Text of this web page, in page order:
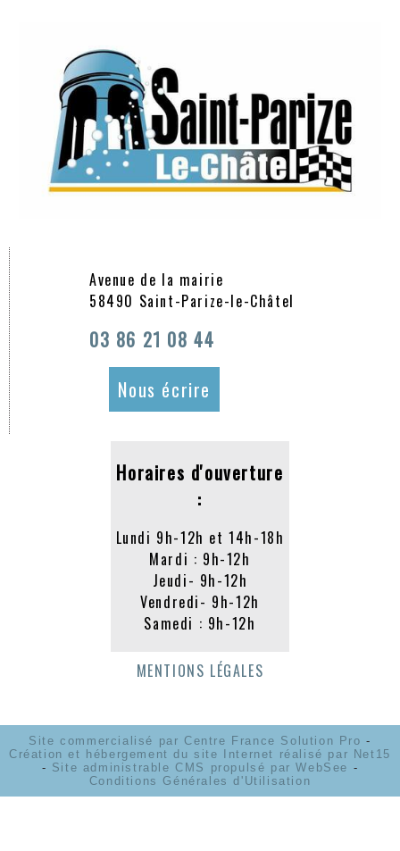
Avenue de la mairie
58490 Saint-Parize-le-Châtel
03 86 21 08 44
Nous écrire
Horaires d'ouverture
:
Lundi 9h-12h et 14h-18h
Mardi : 9h-12h
Jeudi- 9h-12h
Vendredi- 9h-12h
Samedi : 9h-12h
MENTIONS LÉGALES
Site commercialisé par Centre France Solution Pro -
Création et hébergement du site Internet réalisé par Net15
- Site administrable CMS propulsé par WebSee -
Conditions Générales d'Utilisation